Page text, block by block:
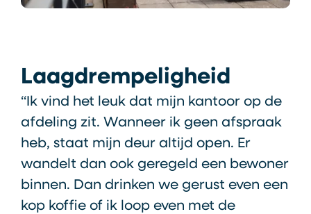
Laagdrempeligheid
“Ik vind het leuk dat mijn kantoor op de
afdeling zit. Wanneer ik geen afspraak
heb, staat mijn deur altijd open. Er
wandelt dan ook geregeld een bewoner
binnen. Dan drinken we gerust even een
kop koffie of ik loop even met de